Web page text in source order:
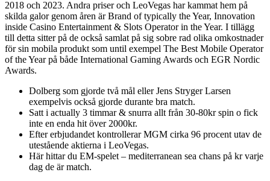
2018 och 2023. Andra priser och LeoVegas har kammat hem på
skilda galor genom åren är Brand of typically the Year, Innovation
inside Casino Entertainment & Slots Operator in the Year. I tillägg
till detta sitter på de också samlat på sig sobre rad olika omkostnader
för sin mobila produkt som until exempel The Best Mobile Operator
of the Year på både International Gaming Awards och EGR Nordic
Awards.
Dolberg som gjorde två mål eller Jens Stryger Larsen
exempelvis också gjorde durante bra match.
Satt i actually 3 timmar & snurra allt från 30-80kr spin o fick
inte en enda hit över 2000kr.
Efter erbjudandet kontrollerar MGM cirka 96 procent utav de
utestående aktierna i LeoVegas.
Här hittar du EM-spelet – mediterranean sea chans på kr varje
dag de är match.